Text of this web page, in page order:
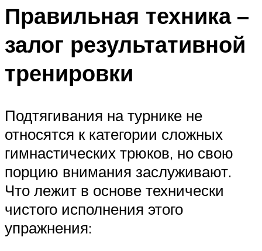
Правильная техника –
залог результативной
тренировки
Подтягивания на турнике не
относятся к категории сложных
гимнастических трюков, но свою
порцию внимания заслуживают.
Что лежит в основе технически
чистого исполнения этого
упражнения: